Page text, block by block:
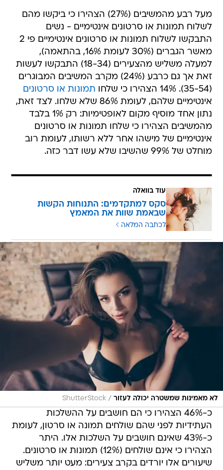
מעל רבע מהמשיבים (27%) הצהירו כי ביקשו מהם
לשלוח תמונות או סרטונים אינטימיים - נשים
התבקשו לשלוח תמונות או סרטונים אינטימיים פי 2
מאשר הגברים (30% לעומת 16%, בהתאמה),
למעלה משליש מהצעירים (18-34) התבקשו לעשות
זאת אך גם כרבע (24%) מקרב המשיבים המבוגרים
(35-54). 14% הצהירו כי שלחו
תמונות או סרטונים
אינטימיים שלהם, לעומת 86% שלא שלחו. לצד זאת,
נתון אחד מוסיף מקום לאופטימיות: רק 1% בלבד
מהמשיבים הצהירו כי שלחו תמונות או סרטונים
אינטימיים של מישהו אחר ללא רשותו, לעומת רוב
מוחלט של 99% שהשיבו שלא עשו דבר כזה.
עוד בוואלה
סקס למתקדמים: התנוחות הקשות
שבאמת שוות את המאמץ
לכתבה המלאה
לא מאמינות שמשטרה יכולה לעזור /
ShutterStock
כ-46% הצהירו כי הם חושבים על ההשלכות
העתידיות לפני שהם שולחים תמונה או סרטון, לעומת
כ-43% שאינם חושבים על השלכות אלו. היתר
הצהירו כי אינם שולחים (12%) תמונות או סרטונים.
שיעורים אלו יורדים בקרב צעירים: מעט יותר משליש